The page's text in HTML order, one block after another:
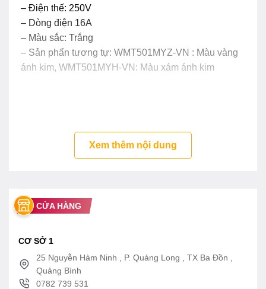
– Điện thế: 250V
– Dòng điện 16A
– Màu sắc: Trắng
– Sản phẩn tương tự: WMT501MYZ-VN : Màu vàng
ánh kim, WMT501MYH-VN: Màu xám ánh kim
Xem thêm nội dung
CỬA HÀNG
CƠ SỞ 1
25 Nguyễn Hàm Ninh , P. Quảng Long , TX Ba Đồn ,
Quảng Bình
0782 739 531